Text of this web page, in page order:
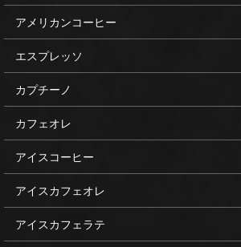
アメリカンコーヒー
エスプレッソ
カプチーノ
カフェオレ
アイスコーヒー
アイスカフェオレ
アイスカフェラテ